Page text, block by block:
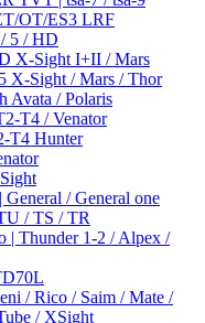
OT/ES3 LRF
5 / HD
X-Sight I+II / Mars
X-Sight / Mars / Thor
Avata / Polaris
T4 / Venator
T4 Hunter
General / General one
/ TS / TR
| Thunder 1-2 / Alpex /
/ Rico / Saim / Mate /
/ XSight